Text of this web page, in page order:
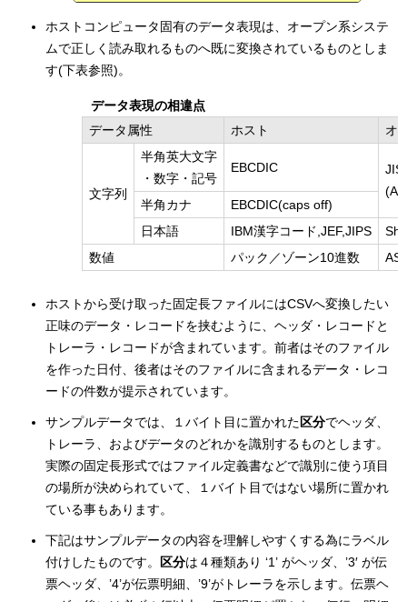
ホストコンピュータ固有のデータ表現は、オープン系システ
ムで正しく読み取れるものへ既に変換されているものとしま
す(下表参照)。
データ表現の相違点
データ属性
ホスト オ
文字列
半角英大文字
・数字・記号
EBCDIC
JIS
半角カナ
EBCDIC(caps off)
日本語
IBM漢字コード,JEF,JIPS
数値
パック／ゾーン10進数
ホストから受け取った固定長ファイルにはCSVへ変換したい
正味のデータ・レコードを挟むように、ヘッダ・レコードと
トレーラ・レコードが含まれています。前者はそのファイル
を作った日付、後者はそのファイルに含まれるデータ・レコ
ードの件数が提示されています。
サンプルデータでは、１バイト目に置かれた区分でヘッダ、
トレーラ、およびデータのどれかを識別するものとします。
実際の固定長形式ではファイル定義書などで識別に使う項目
の場所が決められていて、１バイト目ではない場所に置かれ
ている事もあります。
下記はサンプルデータの内容を理解しやすくする為にラベル
付けしたものです。
区分は４種類あり ‘1’ がヘッダ、’3′ が伝
票ヘッダ、’4’が伝票明細、’9’がトレーラを示します。伝票ヘ